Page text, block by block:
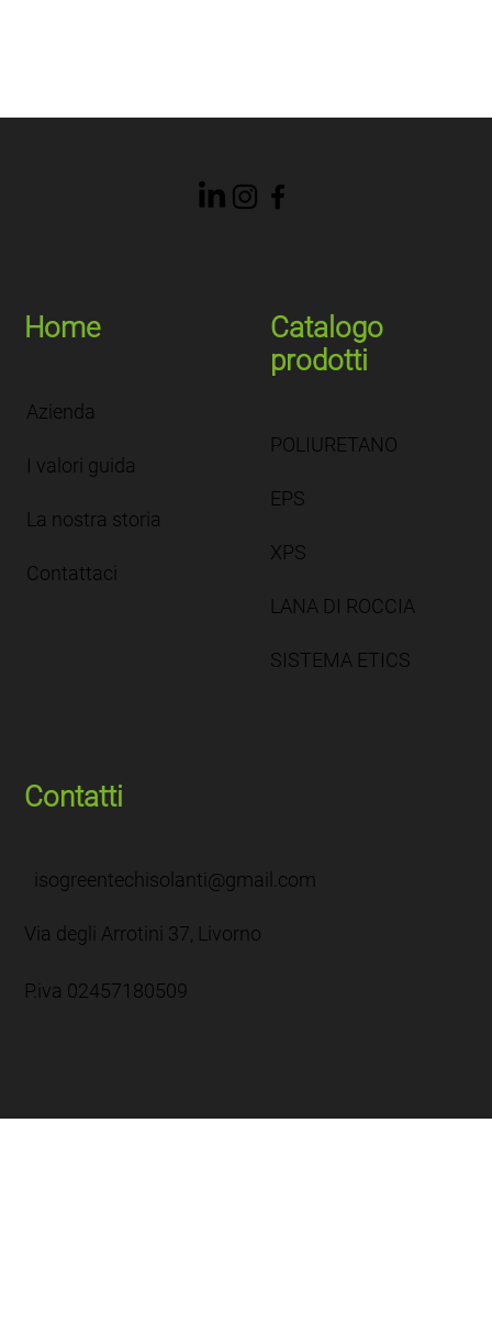
Home
Azienda
I valori guida
La nostra storia
Contattaci
Catalogo
prodotti
POLIURETANO
EPS
XPS
SISTEMA ETICS
LANA DI ROCCIA
Contatti
isogreentechisolanti@gmail.com
Via degli Arrotini 37, Livorno
P.iva 02457180509